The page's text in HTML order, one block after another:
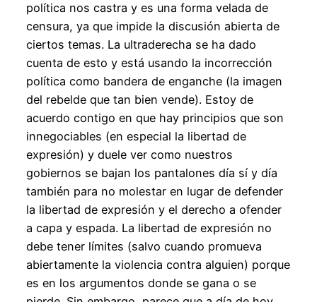
política nos castra y es una forma velada de
censura, ya que impide la discusión abierta de
ciertos temas. La ultraderecha se ha dado
cuenta de esto y está usando la incorrección
política como bandera de enganche (la imagen
del rebelde que tan bien vende). Estoy de
acuerdo contigo en que hay principios que son
innegociables (en especial la libertad de
expresión) y duele ver como nuestros
gobiernos se bajan los pantalones día sí y día
también para no molestar en lugar de defender
la libertad de expresión y el derecho a ofender
a capa y espada. La libertad de expresión no
debe tener límites (salvo cuando promueva
abiertamente la violencia contra alguien) porque
es en los argumentos donde se gana o se